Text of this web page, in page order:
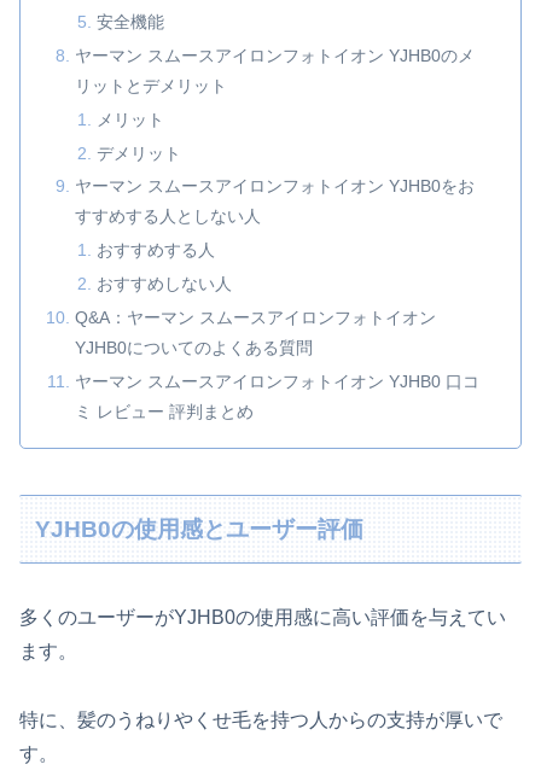
安全機能
ヤーマン スムースアイロンフォトイオン YJHB0のメ
リットとデメリット
メリット
デメリット
ヤーマン スムースアイロンフォトイオン YJHB0をお
すすめする人としない人
おすすめする人
おすすめしない人
Q&A：ヤーマン スムースアイロンフォトイオン
YJHB0についてのよくある質問
ヤーマン スムースアイロンフォトイオン YJHB0 口コ
ミ レビュー 評判まとめ
YJHB0の使用感とユーザー評価
多くのユーザーがYJHB0の使用感に高い評価を与えてい
ます。
特に、髪のうねりやくせ毛を持つ人からの支持が厚いで
す。